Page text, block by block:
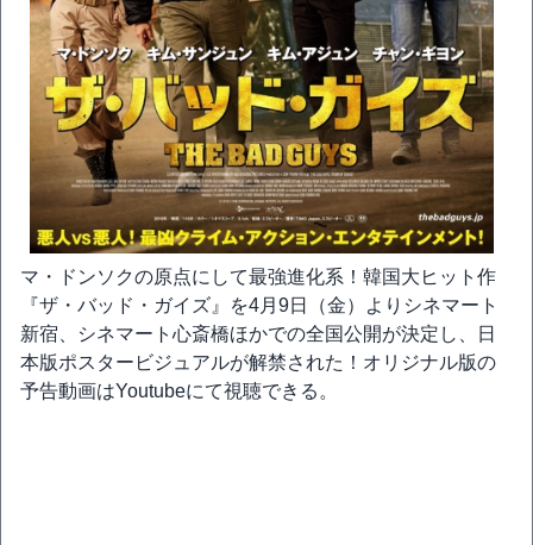
マ・ドンソクの原点にして最強進化系！韓国大ヒット作
『ザ・バッド・ガイズ』を4月9日（金）よりシネマート
新宿、シネマート心斎橋ほかでの全国公開が決定し、日
本版ポスタービジュアルが解禁された！オリジナル版の
予告動画はYoutubeにて視聴できる。